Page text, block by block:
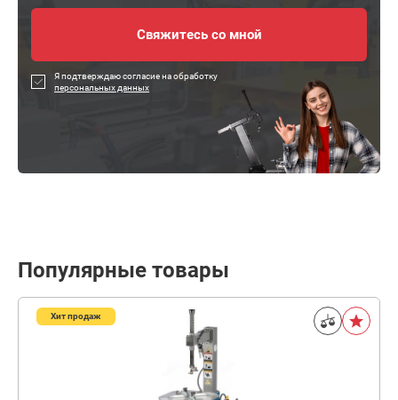
Я подтверждаю согласие на обработку
персональных данных
Популярные товары
Хит продаж